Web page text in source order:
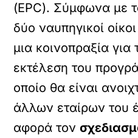
(EPC). Σύμφωνα με
δύο ναυπηγικοί
μια κοινοπραξία για
εκτέλεση του
οποίο θα είναι
άλλων εταίρων του
αφορά τον